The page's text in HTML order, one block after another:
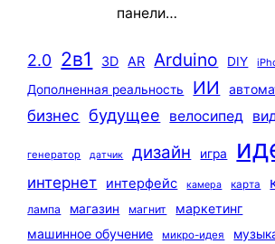
панели…
2.0 2в1 3D AR Arduino DIY
Дополненная реальность ИИ
бизнес будущее велосипед
генератор датчик дизайн игра
интернет интерфейс камера карта
лампа
магазин магнит
маркетинг
машинное обучение
микро-идея